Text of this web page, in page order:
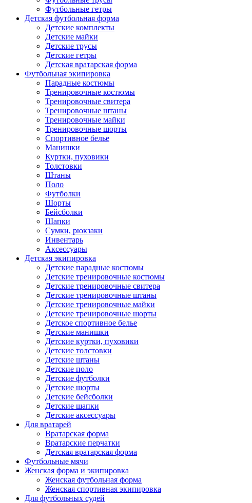
Футбольные гетры
Детская футбольная форма
Детские комплекты
Детские майки
Детские трусы
Детские гетры
Детская вратарская форма
Футбольная экипировка
Парадные костюмы
Тренировочные костюмы
Тренировочные свитера
Тренировочные штаны
Тренировочные майки
Тренировочные шорты
Спортивное белье
Манишки
Куртки, пуховики
Толстовки
Штаны
Поло
Футболки
Шорты
Бейсболки
Шапки
Сумки, рюкзаки
Инвентарь
Аксессуары
Детская экипировка
Детские парадные костюмы
Детские тренировочные костюмы
Детские тренировочные свитера
Детские тренировочные штаны
Детские тренировочные майки
Детские тренировочные шорты
Детское спортивное белье
Детские манишки
Детские куртки, пуховики
Детские толстовки
Детские штаны
Детские поло
Детские футболки
Детские шорты
Детские бейсболки
Детские шапки
Детские аксессуары
Для вратарей
Вратарская форма
Вратарские перчатки
Детская вратарская форма
Футбольные мячи
Женская форма и экипировка
Женская футбольная форма
Женская спортивная экипировка
Для футбольных судей